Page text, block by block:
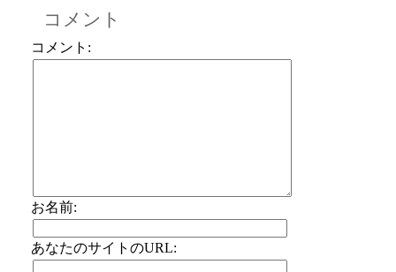
コメント
コメント:
お名前:
あなたのサイトのURL: